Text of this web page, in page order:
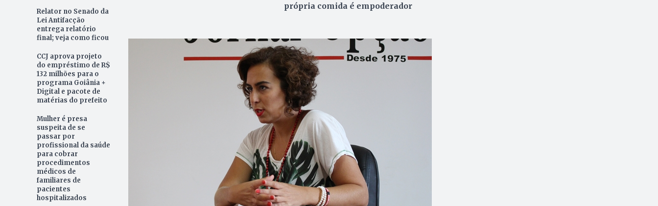
Relator no Senado da
Lei Antifacção
entrega relatório
final; veja como ficou
CCJ aprova projeto
do empréstimo de R$
132 milhões para o
programa Goiânia +
Digital e pacote de
matérias do prefeito
Mulher é presa
suspeita de se
passar por
profissional da saúde
para cobrar
procedimentos
médicos de
familiares de
pacientes
hospitalizados
própria comida é empoderador